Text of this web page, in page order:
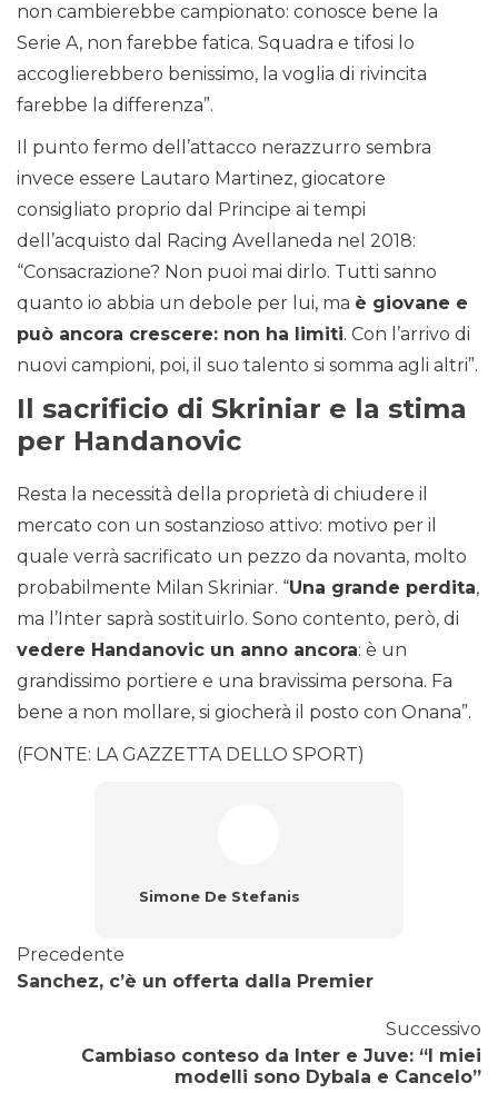
non cambierebbe campionato: conosce bene la
Serie A, non farebbe fatica. Squadra e tifosi lo
accoglierebbero benissimo, la voglia di rivincita
farebbe la differenza”.
Il punto fermo dell’attacco nerazzurro sembra
invece essere Lautaro Martinez, giocatore
consigliato proprio dal Principe ai tempi
dell’acquisto dal Racing Avellaneda nel 2018:
“Consacrazione? Non puoi mai dirlo. Tutti sanno
quanto io abbia un debole per lui, ma è giovane e
può ancora crescere: non ha limiti. Con l’arrivo di
nuovi campioni, poi, il suo talento si somma agli altri”.
Il sacrificio di Skriniar e la stima
per Handanovic
Resta la necessità della proprietà di chiudere il
mercato con un sostanzioso attivo: motivo per il
quale verrà sacrificato un pezzo da novanta, molto
probabilmente Milan Skriniar. “Una grande perdita,
ma l’Inter saprà sostituirlo. Sono contento, però, di
vedere Handanovic un anno ancora: è un
grandissimo portiere e una bravissima persona. Fa
bene a non mollare, si giocherà il posto con Onana”.
(FONTE: LA GAZZETTA DELLO SPORT)
Simone De Stefanis
Precedente
Sanchez, c’è un offerta dalla Premier
Successivo
Cambiaso conteso da Inter e Juve: “I miei
modelli sono Dybala e Cancelo”